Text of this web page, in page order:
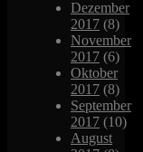
Dezember
2017 (8)
November
2017 (6)
Oktober
2017 (8)
September
2017 (10)
August